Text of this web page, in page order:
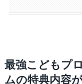
最強こどもプ
ムの特典内容